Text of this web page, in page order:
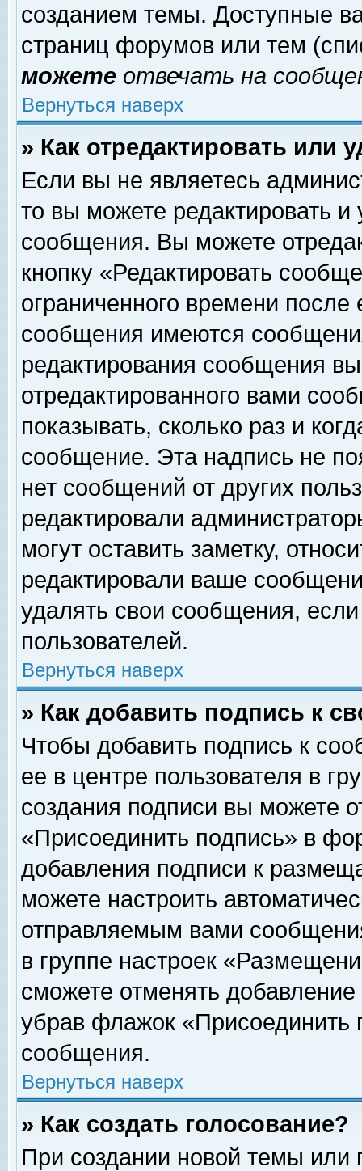
созданием темы. Доступные
страниц форумов или тем
можете отвечать на
Вернуться наверх
» Как отредактировать или
Если вы не являетесь
то вы можете редактировать и
сообщения. Вы можете
кнопку «Редактировать
ограниченного времени
сообщения имеются
редактирования сообщения
отредактированного вами
показывать, сколько раз и
сообщение. Эта надпись не
нет сообщений от других
редактировали
могут оставить заметку,
редактировали ваше
удалять свои сообщения,
пользователей.
Вернуться наверх
» Как добавить подпись к
Чтобы добавить подпись к
ее в центре пользователя в
создания подписи вы можете
«Присоединить подпись» в
добавления подписи к
можете настроить
отправляемым вами
в группе настроек
сможете отменять
убрав флажок «Присоединить
сообщения.
Вернуться наверх
» Как создать голосование?
При создании новой темы или